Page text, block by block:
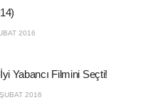
2016
Yabancı Filmini Seçti!
2016